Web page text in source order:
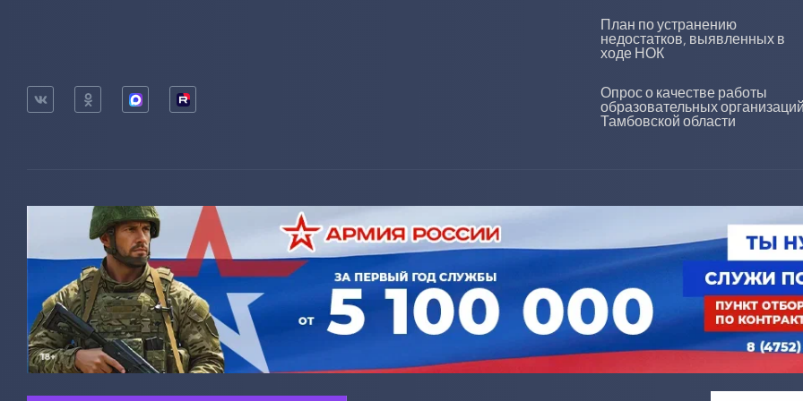
План по устранению
недостатков, выявленных в
ходе НОК
Опрос о качестве работы
образовательных
Тамбовской области